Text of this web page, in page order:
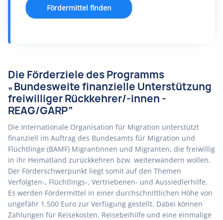
Fördermittel finden
Die Förderziele des Programms
„Bundesweite finanzielle Unterstützung
freiwilliger Rückkehrer/-innen -
REAG/GARP“
Die Internationale Organisation für Migration unterstützt
finanziell im Auftrag des Bundesamts für Migration und
Flüchtlinge (BAMF) Migrantinnen und Migranten, die freiwillig
in ihr Heimatland zurückkehren bzw. weiterwandern wollen.
Der Förderschwerpunkt liegt somit auf den Themen
Verfolgten-, Flüchtlings-, Vertriebenen- und Aussiedlerhilfe.
Es werden Fördermittel in einer durchschnittlichen Höhe von
ungefähr 1.500 Euro zur Verfügung gestellt. Dabei können
Zahlungen für Reisekosten, Reisebeihilfe und eine einmalige